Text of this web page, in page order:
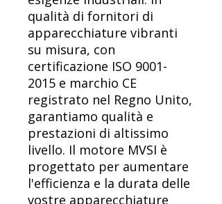
qualità di fornitori di
apparecchiature vibranti
su misura, con
certificazione ISO 9001-
2015 e marchio CE
registrato nel Regno Unito,
garantiamo qualità e
prestazioni di altissimo
livello. Il motore MVSI è
progettato per aumentare
l'efficienza e la durata delle
vostre apparecchiature